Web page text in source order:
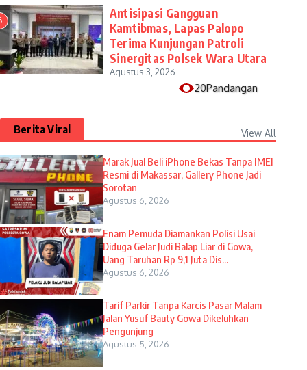
Antisipasi Gangguan
Kamtibmas, Lapas Palopo
Terima Kunjungan Patroli
Sinergitas Polsek Wara Utara
Agustus 3, 2026
20Pandangan
Berita Viral View All
​Marak Jual Beli iPhone Bekas Tanpa IMEI
Resmi di Makassar, Gallery Phone Jadi
Sorotan
Agustus 6, 2026
Enam Pemuda Diamankan Polisi Usai
Diduga Gelar Judi Balap Liar di Gowa,
Uang Taruhan Rp 9,1 Juta Dis...
Agustus 6, 2026
Tarif Parkir Tanpa Karcis Pasar Malam
Jalan Yusuf Bauty Gowa Dikeluhkan
Pengunjung
Agustus 5, 2026